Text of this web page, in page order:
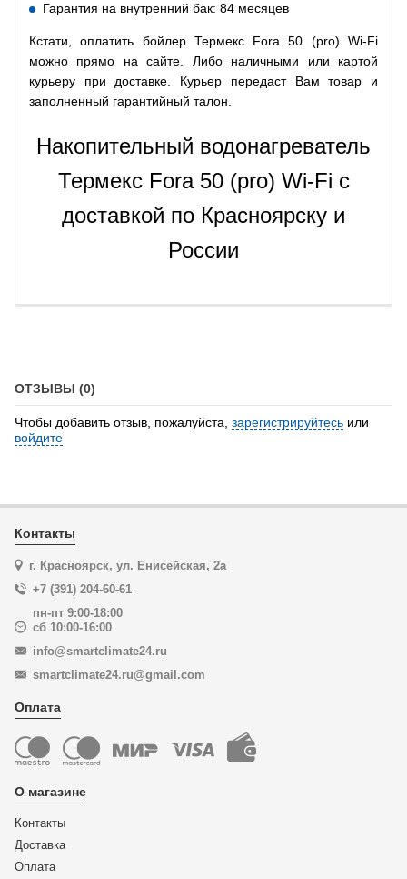
Гарантия на внутренний бак: 84 месяцев
Кстати, оплатить бойлер Термекс Fora 50 (pro) Wi-Fi
можно прямо на сайте. Либо наличными или картой
курьеру при доставке. Курьер передаст Вам товар и
заполненный гарантийный талон.
Накопительный водонагреватель
Термекс Fora 50 (pro) Wi-Fi с
доставкой по Красноярску и
России
ОТЗЫВЫ (0)
Чтобы добавить отзыв, пожалуйста, зарегистрируйтесь или
войдите
Контакты
г. Красноярск, ул. Енисейская, 2а
+7 (391) 204-60-61
пн-пт 9:00-18:00
сб 10:00-16:00
info@smartclimate24.ru
smartclimate24.ru@gmail.com
Оплата
О магазине
Контакты
Доставка
Оплата